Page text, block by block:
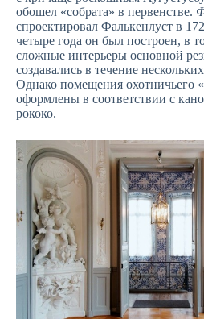
обошел «собрата» в первенстве.
спроектировал Фалькенлуст в
четыре года он был построен, в
сложные интерьеры основной
создавались в течение
Однако помещения охотничьего
оформлены в соответствии с
рококо.